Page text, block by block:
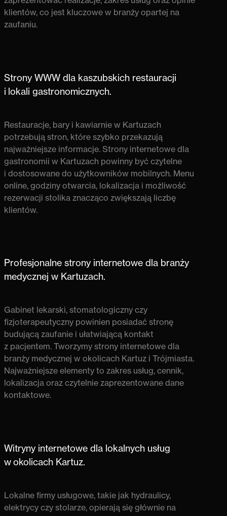
klientów, co jest kluczowe w branży opartej na
zaufaniu.
Strony WWW dla kaszubskich restauracji
i lokali gastronomicznych.
Restauracje, bary i kawiarnie w Kartuzach
potrzebują stron, które szybko przekazują
najważniejsze informacje. Strony internetowe dla
gastronomii w Kartuzach powinny być czytelne
i dostosowane do użytkowników mobilnych. Menu
online, godziny otwarcia, lokalizacja i możliwość
rezerwacji stolika znacząco zwiększają liczbę
klientów.
Profesjonalne strony internetowe dla branży
medycznej w Kartuzach.
Gabinet lekarski, stomatologiczny czy
fizjoterapeutyczny powinien posiadać stronę
budującą zaufanie i ułatwiającą kontakt
z pacjentem. Tworzymy strony internetowe dla
branży medycznej w okolicach Kartuz i Trójmiasta.
Najważniejsze elementy to zakres usług, cennik,
lokalizacja oraz czytelnie zaprezentowane dane
kontaktowe.
Witryny internetowe dla lokalnych usług
w okolicach Kartuz.
Lokalne firmy usługowe, takie jak hydraulicy,
elektrycy czy stolarze, opierają się głównie na